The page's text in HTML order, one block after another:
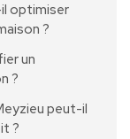
optimiser
?
un
?
peut-il
?